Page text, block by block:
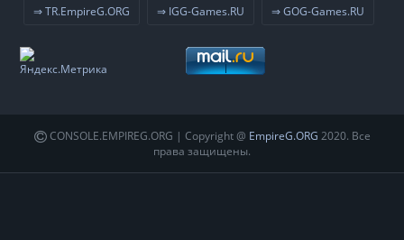
⇒ TR.EmpireG.ORG ⇒ IGG-Games.RU ⇒ GOG-Games.RU
CONSOLE.EMPIREG.ORG | Copyright @ EmpireG.ORG 2020. Все
права защищены.